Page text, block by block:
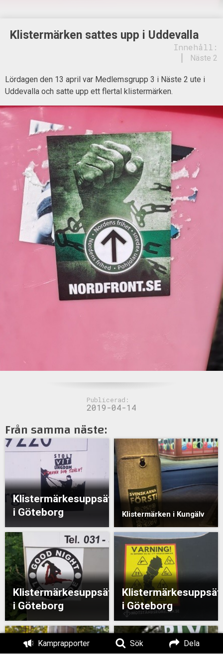
Kamprapporter Sök Dela
Klistermärken sattes upp i Uddevalla
Innehåll:
Näste 2
Lördagen den 13 april var Medlemsgrupp 3 i Näste 2 ute i
Uddevalla och satte upp ett flertal klistermärken.
Publicerad:
2019-04-14
Från samma näste:
Klistermärkesuppsättning
i Göteborg
Klistermärken i Kungälv
Klistermärkesuppsättning
i Göteborg
i Göteborg